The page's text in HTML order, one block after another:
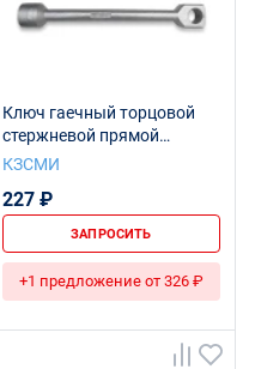
Ключ гаечный торцовой
стержневой прямой
односторонний S12
КЗСМИ
227 ₽
ЗАПРОСИТЬ
+1 предложение от 326 ₽